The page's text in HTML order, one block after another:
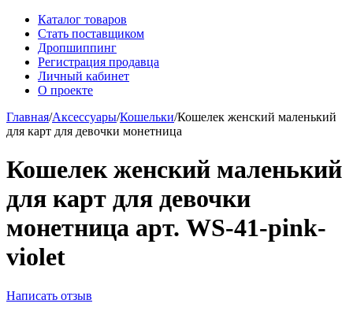
Каталог товаров
Стать поставщиком
Дропшиппинг
Регистрация продавца
Личный кабинет
О проекте
Главная/Аксессуары/Кошельки/Кошелек женский маленький
для карт для девочки монетница
Кошелек женский маленький
для карт для девочки
монетница арт. WS-41-pink-
violet
Написать отзыв